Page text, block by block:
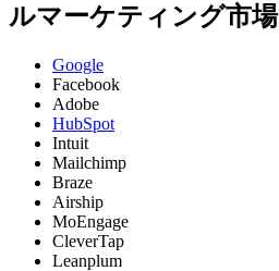
ルマーケティング市場
Google
Facebook
Adobe
HubSpot
Intuit
Mailchimp
Braze
Airship
MoEngage
CleverTap
Leanplum